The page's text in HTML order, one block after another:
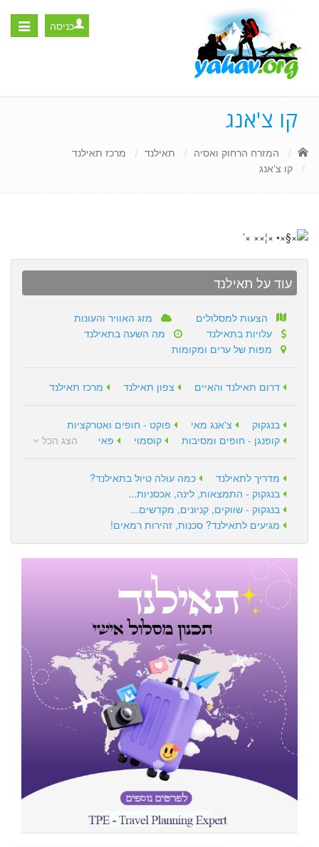
Toggle
כניסה
קו צ'אנג
המזרח הרחוק ואסיה תאילנד
מרכז תאילנד
קו צ'אנג
עוד על תאילנד
הצעות למסלולים
מזג האוויר והעונות
עלויות בתאילנד
מה השעה בתאילנד
מפות של ערים ומקומות
דרום תאילנד והאיים צפון תאילנד מרכז תאילנד
בנגקוק צ'אנג מאי
פוקט - חופים ואטרקציות
קופנגן - חופים ומסיבות
קוסמוי פאי הצג הכל
מדריך לתאילנד
כמה עולה טיול בתאילנד?
בנגקוק - התמצאות, לינה, אכסניות...
בנגקוק - שווקים, קניונים, מקדשים...
מגיעים לתאילנד? סכנות, זהירות רמאים!